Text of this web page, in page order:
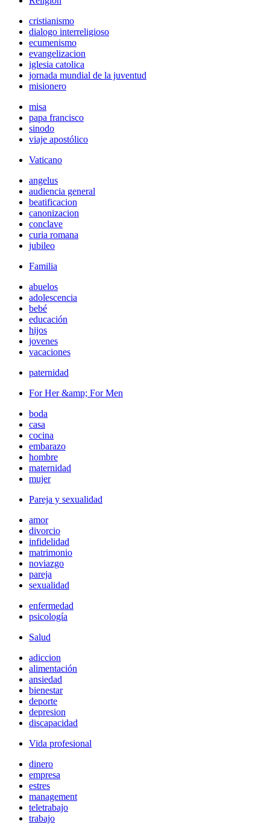
cristianismo
dialogo interreligioso
ecumenismo
evangelizacion
iglesia catolica
jornada mundial de la juventud
misionero
misa
papa francisco
sinodo
viaje apostólico
Vaticano
angelus
audiencia general
beatificacion
canonizacion
conclave
curia romana
jubileo
Familia
abuelos
adolescencia
bebé
educación
hijos
jovenes
vacaciones
paternidad
For Her &amp; For Men
boda
casa
cocina
embarazo
hombre
maternidad
mujer
Pareja y sexualidad
amor
divorcio
infidelidad
matrimonio
noviazgo
pareja
sexualidad
enfermedad
psicología
Salud
adiccion
alimentación
ansiedad
bienestar
deporte
depresion
discapacidad
Vida profesional
dinero
empresa
estres
management
teletrabajo
trabajo